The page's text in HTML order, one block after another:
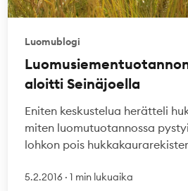
Luomublogi
aloitti Seinäjoella
Eniten keskustelua herätteli
miten luomutuotannossa
lohkon pois
5.2.2016 · 1 min lukuaika